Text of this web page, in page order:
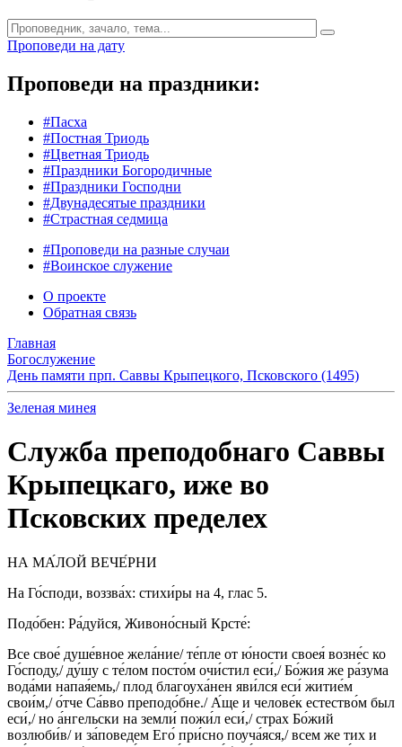
Проповеди на дату
Проповеди на праздники:
#Пасха
#Постная Триодь
#Цветная Триодь
#Праздники Богородичные
#Праздники Господни
#Двунадесятые праздники
#Страстная седмица
#Проповеди на разные случаи
#Воинское служение
О проекте
Обратная связь
Главная
Богослужение
День памяти прп. Саввы Крыпецкого, Псковского (1495)
Зеленая минея
Служба преподобнаго Саввы
Крыпецкаго, иже во
Псковских пределех
НА МА́ЛОЙ ВЕЧЕ́РНИ
На Го́споди, воззва́х: стихи́ры на 4, глас 5.
Подо́бен: Ра́дуйся, Живоно́сный Крсте́:
Все свое́ душе́вное жела́ние/ те́пле от ю́ности своея́ возне́с ко
Го́споду,/ ду́шу с те́лом посто́м очи́стил еси́,/ Бо́жия же ра́зума
вода́ми напая́емь,/ плод благоуха́нен яви́лся еси́ житие́м
свои́м,/ о́тче Са́вво преподо́бне./ А́ще и челове́к естество́м был
еси́,/ но а́нгельски на земли́ пожи́л еси́,/ страх Бо́жий
возлюби́в/ и за́поведем Его́ при́сно поуча́яся,/ всем же тих и